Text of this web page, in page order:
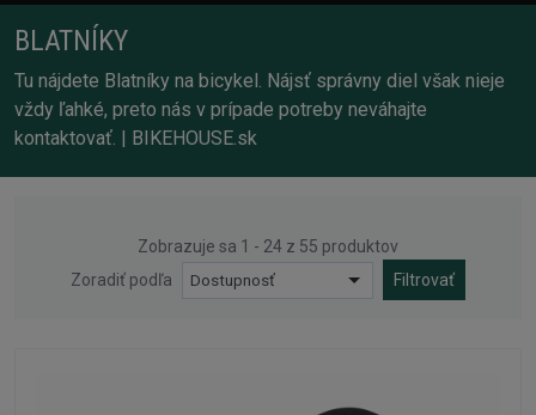
BLATNÍKY
Tu nájdete Blatníky na bicykel. Nájsť správny diel však nieje
vždy ľahké, preto nás v prípade potreby neváhajte
kontaktovať. | BIKEHOUSE.sk
Zobrazuje sa 1 - 24 z 55 produktov
Zoradiť podľa
Dostupnosť Filtrovať